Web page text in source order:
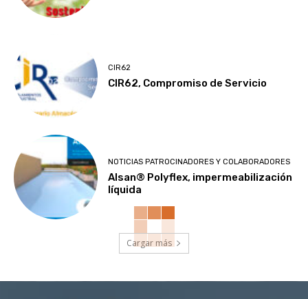
CIR62
CIR62, Compromiso de Servicio
NOTICIAS PATROCINADORES Y COLABORADORES
Alsan® Polyflex, impermeabilización
líquida
Cargar más